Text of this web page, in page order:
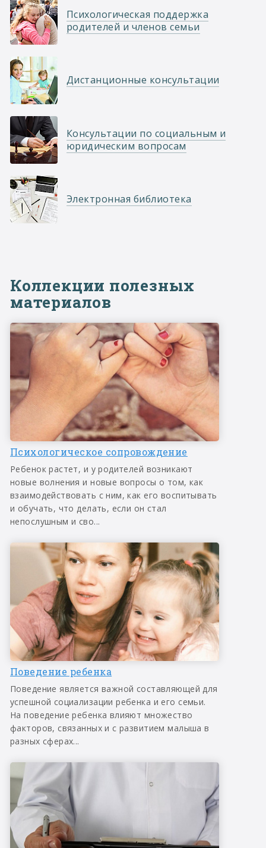
Психологическая поддержка
родителей и членов семьи
Дистанционные консультации
Консультации по социальным и
юридическим вопросам
Электронная библиотека
Коллекции полезных
материалов
Психологическое сопровождение
Ребенок растет, и у родителей возникают
новые волнения и новые вопросы о том, как
взаимодействовать с ним, как его воспитывать
и обучать, что делать, если он стал
непослушным и сво...
Поведение ребенка
Поведение является важной составляющей для
успешной социализации ребенка и его семьи.
На поведение ребенка влияют множество
факторов, связанных и с развитием малыша в
разных сферах...